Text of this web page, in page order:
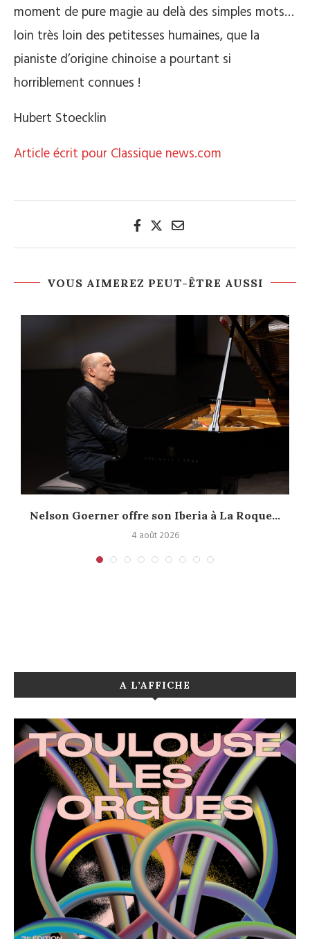
moment de pure magie au delà des simples mots…
loin très loin des petitesses humaines, que la
pianiste d’origine chinoise a pourtant si
horriblement connues !
Hubert Stoecklin
Article écrit pour Classique news.com
VOUS AIMEREZ PEUT-ÊTRE AUSSI
Nelson Goerner offre son Iberia à La Roque...
4 août 2026
A L’AFFICHE